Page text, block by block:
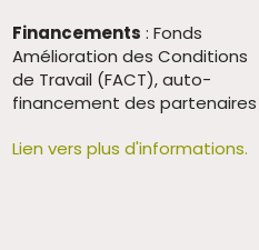
Financements : Fonds
Amélioration des Conditions
de Travail (FACT), auto-
financement des partenaires
Lien vers plus d'informations.